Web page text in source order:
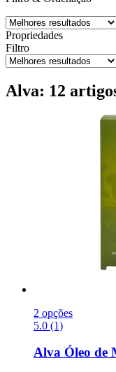
Propriedades
Filtro
Alva: 12
2 opções
5.0 (1)
Alva Óleo de